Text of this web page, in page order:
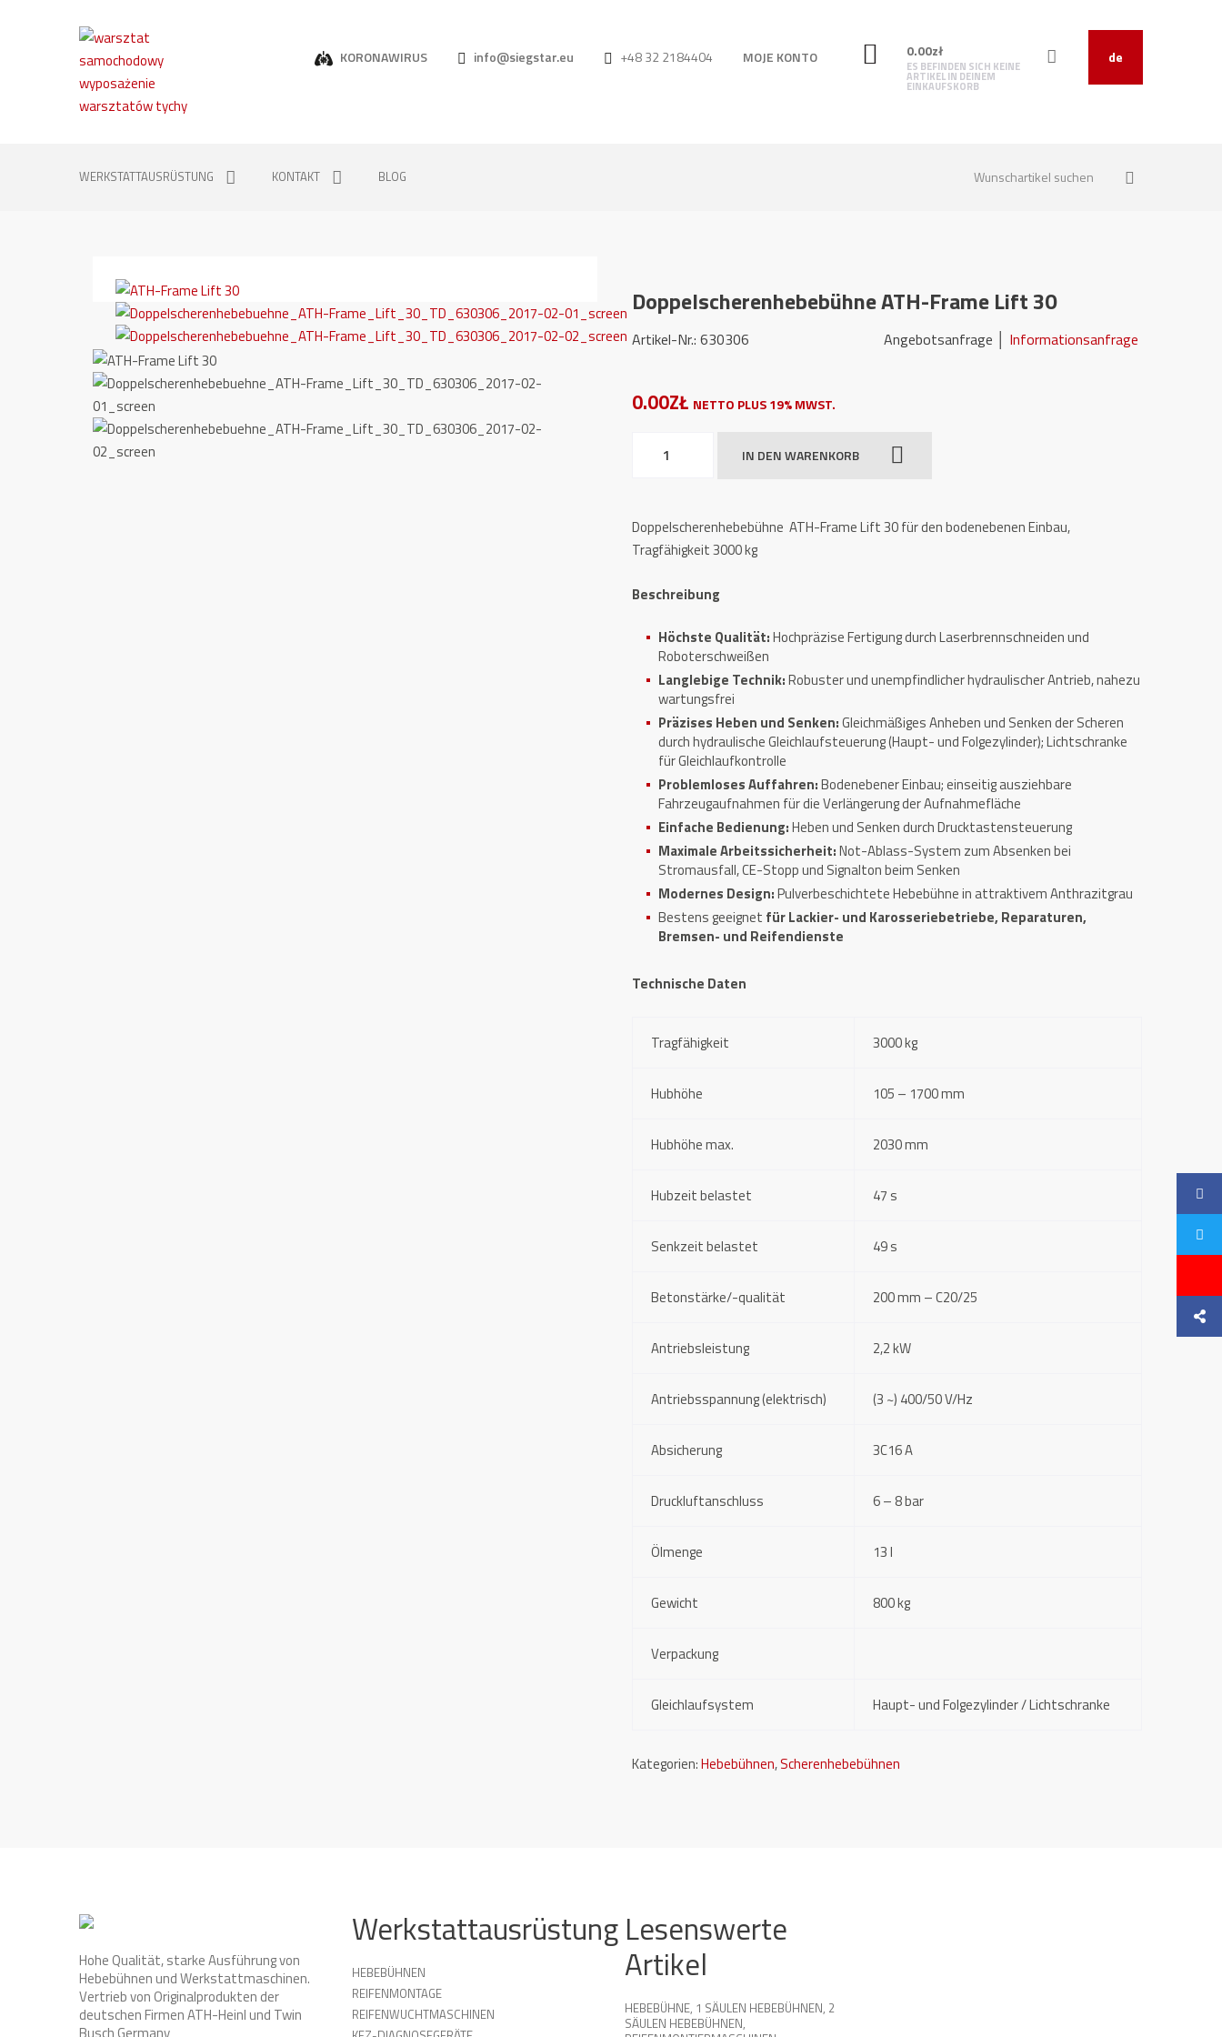
KORONAWIRUS info@siegstar.eu +48 32 2184404 MOJE KONTO de
0.00zł
ES BEFINDEN SICH KEINE
ARTIKEL IN DEINEM
EINKAUFSKORB
WERKSTATTAUSRÜSTUNG KONTAKT BLOG
Doppelscherenhebebühne ATH-Frame Lift 30
Artikel-Nr.: 630306 Angebotsanfrage │ Informationsanfrage
0.00ZŁ NETTO PLUS 19% MWST.
30
Menge
IN DEN WARENKORB
Doppelscherenhebebühne ATH-Frame Lift 30 für den bodenebenen Einbau,
Tragfähigkeit 3000 kg
Beschreibung
Höchste Qualität:Hochpräzise Fertigung durch Laserbrennschneiden und
Roboterschweißen
Langlebige Technik:Robuster und unempfindlicher hydraulischer Antrieb, nahezu
wartungsfrei
Präzises Heben und Senken:Gleichmäßiges Anheben und Senken der Scheren
durch hydraulische Gleichlaufsteuerung (Haupt- und Folgezylinder); Lichtschranke
für Gleichlaufkontrolle
Problemloses Auffahren:Bodenebener Einbau; einseitig ausziehbare
Fahrzeugaufnahmen für die Verlängerung der Aufnahmefläche
Einfache Bedienung:Heben und Senken durch Drucktastensteuerung
Maximale Arbeitssicherheit:Not-Ablass-System zum Absenken bei
Stromausfall, CE-Stopp und Signalton beim Senken
Modernes Design:Pulverbeschichtete Hebebühne in attraktivem Anthrazitgrau
Bestens geeignet für Lackier- und Karosseriebetriebe, Reparaturen,
Bremsen- und Reifendienste
Technische Daten
Tragfähigkeit 3000 kg
Hubhöhe 105 – 1700 mm
Hubhöhe max. 2030 mm
Hubzeit belastet 47 s
Senkzeit belastet 49 s
Betonstärke/-qualität 200 mm – C20/25
Antriebsleistung 2,2 kW
Antriebsspannung (elektrisch) (3 ~) 400/50 V/Hz
Absicherung 3C16 A
Druckluftanschluss 6 – 8 bar
Ölmenge 13 l
Gewicht 800 kg
Verpackung
Gleichlaufsystem Haupt- und Folgezylinder / Lichtschranke
Kategorien:Hebebühnen,Scherenhebebühnen
Hohe Qualität, starke Ausführung von
Hebebühnen und Werkstattmaschinen.
Vertrieb von Originalprodukten der
deutschen Firmen ATH-Heinl und Twin
Werkstattausrüstung
HEBEBÜHNEN
REIFENMONTAGE
REIFENWUCHTMASCHINEN
Lesenswerte
Artikel
HEBEBÜHNE, 1 SÄULEN HEBEBÜHNEN, 2
SÄULEN HEBEBÜHNEN,